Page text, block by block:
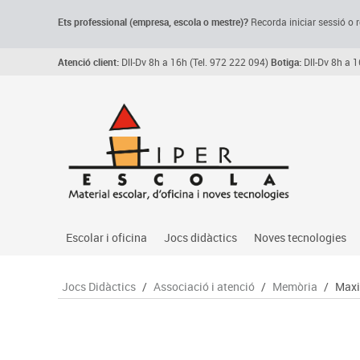
Ets professional (empresa, escolao mestre)? Recorda iniciar sessió o
Atenció client: Dll-Dv 8h a 16h (Tel. 972 222 094)Botiga: Dll-Dv 8h a
Escolar i oficina
Arxiu, carpetes i classificadors
Jocs didàctics
Primeres edats
Noves tecnologies
Audio
Jocs Didàctics / Associació i atenció / Memòria /